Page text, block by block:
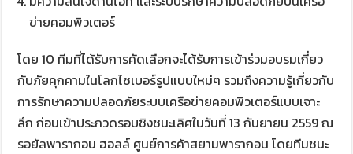
ข่ายคอมพิวเตอร์
โดย 10 ทีมที่ได้รับการคัดเลือกจะได้รับการเข้าร่วมอบรมเกี่ยว
กับภัยคุกคามในโลกไซเบอร์รูปแบบใหม่ๆ รวมถึงความรู้เกี่ยวกับ
การรักษาความปลอดภัยระบบเครือข่ายคอมพิวเตอร์แบบเจาะ
ลึก ก่อนเข้าประกวดรอบชิงชนะเลิศในวันที่ 13 กันยายน 2559 ณ
รอยัลพารากอน ฮอลล์ ศูนย์การค้าสยามพารากอน โดยทีมชนะ